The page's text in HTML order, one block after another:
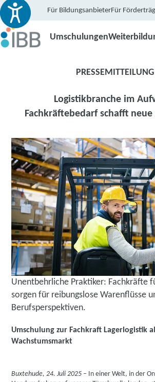
Für BildungsanbieterFür
Umschulungen
PRESSEMITTEILUNG
Logistikbranche im
Fachkräftebedarf schafft neue
Unentbehrliche Praktiker: Fachkräfte
sorgen für reibungslose Warenflüsse
Berufsperspektiven.
Umschulung zur Fachkraft Lagerlogistik
Wachstumsmarkt
Buxtehude, 24. Juli 2025 – In einer Welt, in der